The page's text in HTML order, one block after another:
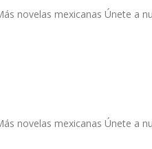
novelas mexicanas Únete a
novelas mexicanas Únete a